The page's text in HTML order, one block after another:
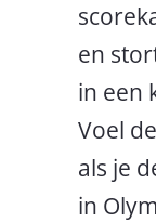
en
in een
Voel
als je
in